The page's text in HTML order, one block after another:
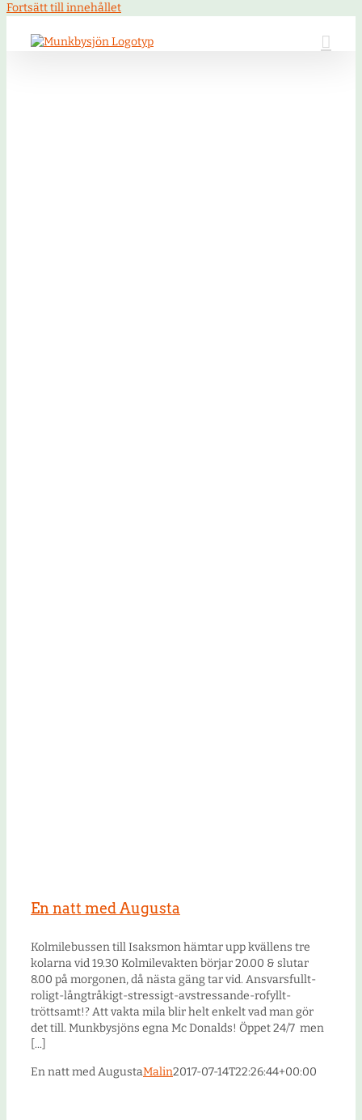
Fortsätt till innehållet
En natt med Augusta
Kolmilebussen till Isaksmon hämtar upp kvällens tre
kolarna vid 19.30 Kolmilevakten börjar 20.00 & slutar
8.00 på morgonen, då nästa gäng tar vid. Ansvarsfullt-
roligt-långtråkigt-stressigt-avstressande-rofyllt-
tröttsamt!? Att vakta mila blir helt enkelt vad man gör
det till. Munkbysjöns egna Mc Donalds! Öppet 24/7 men
[...]
En natt med AugustaMalin2017-07-14T22:26:44+00:00